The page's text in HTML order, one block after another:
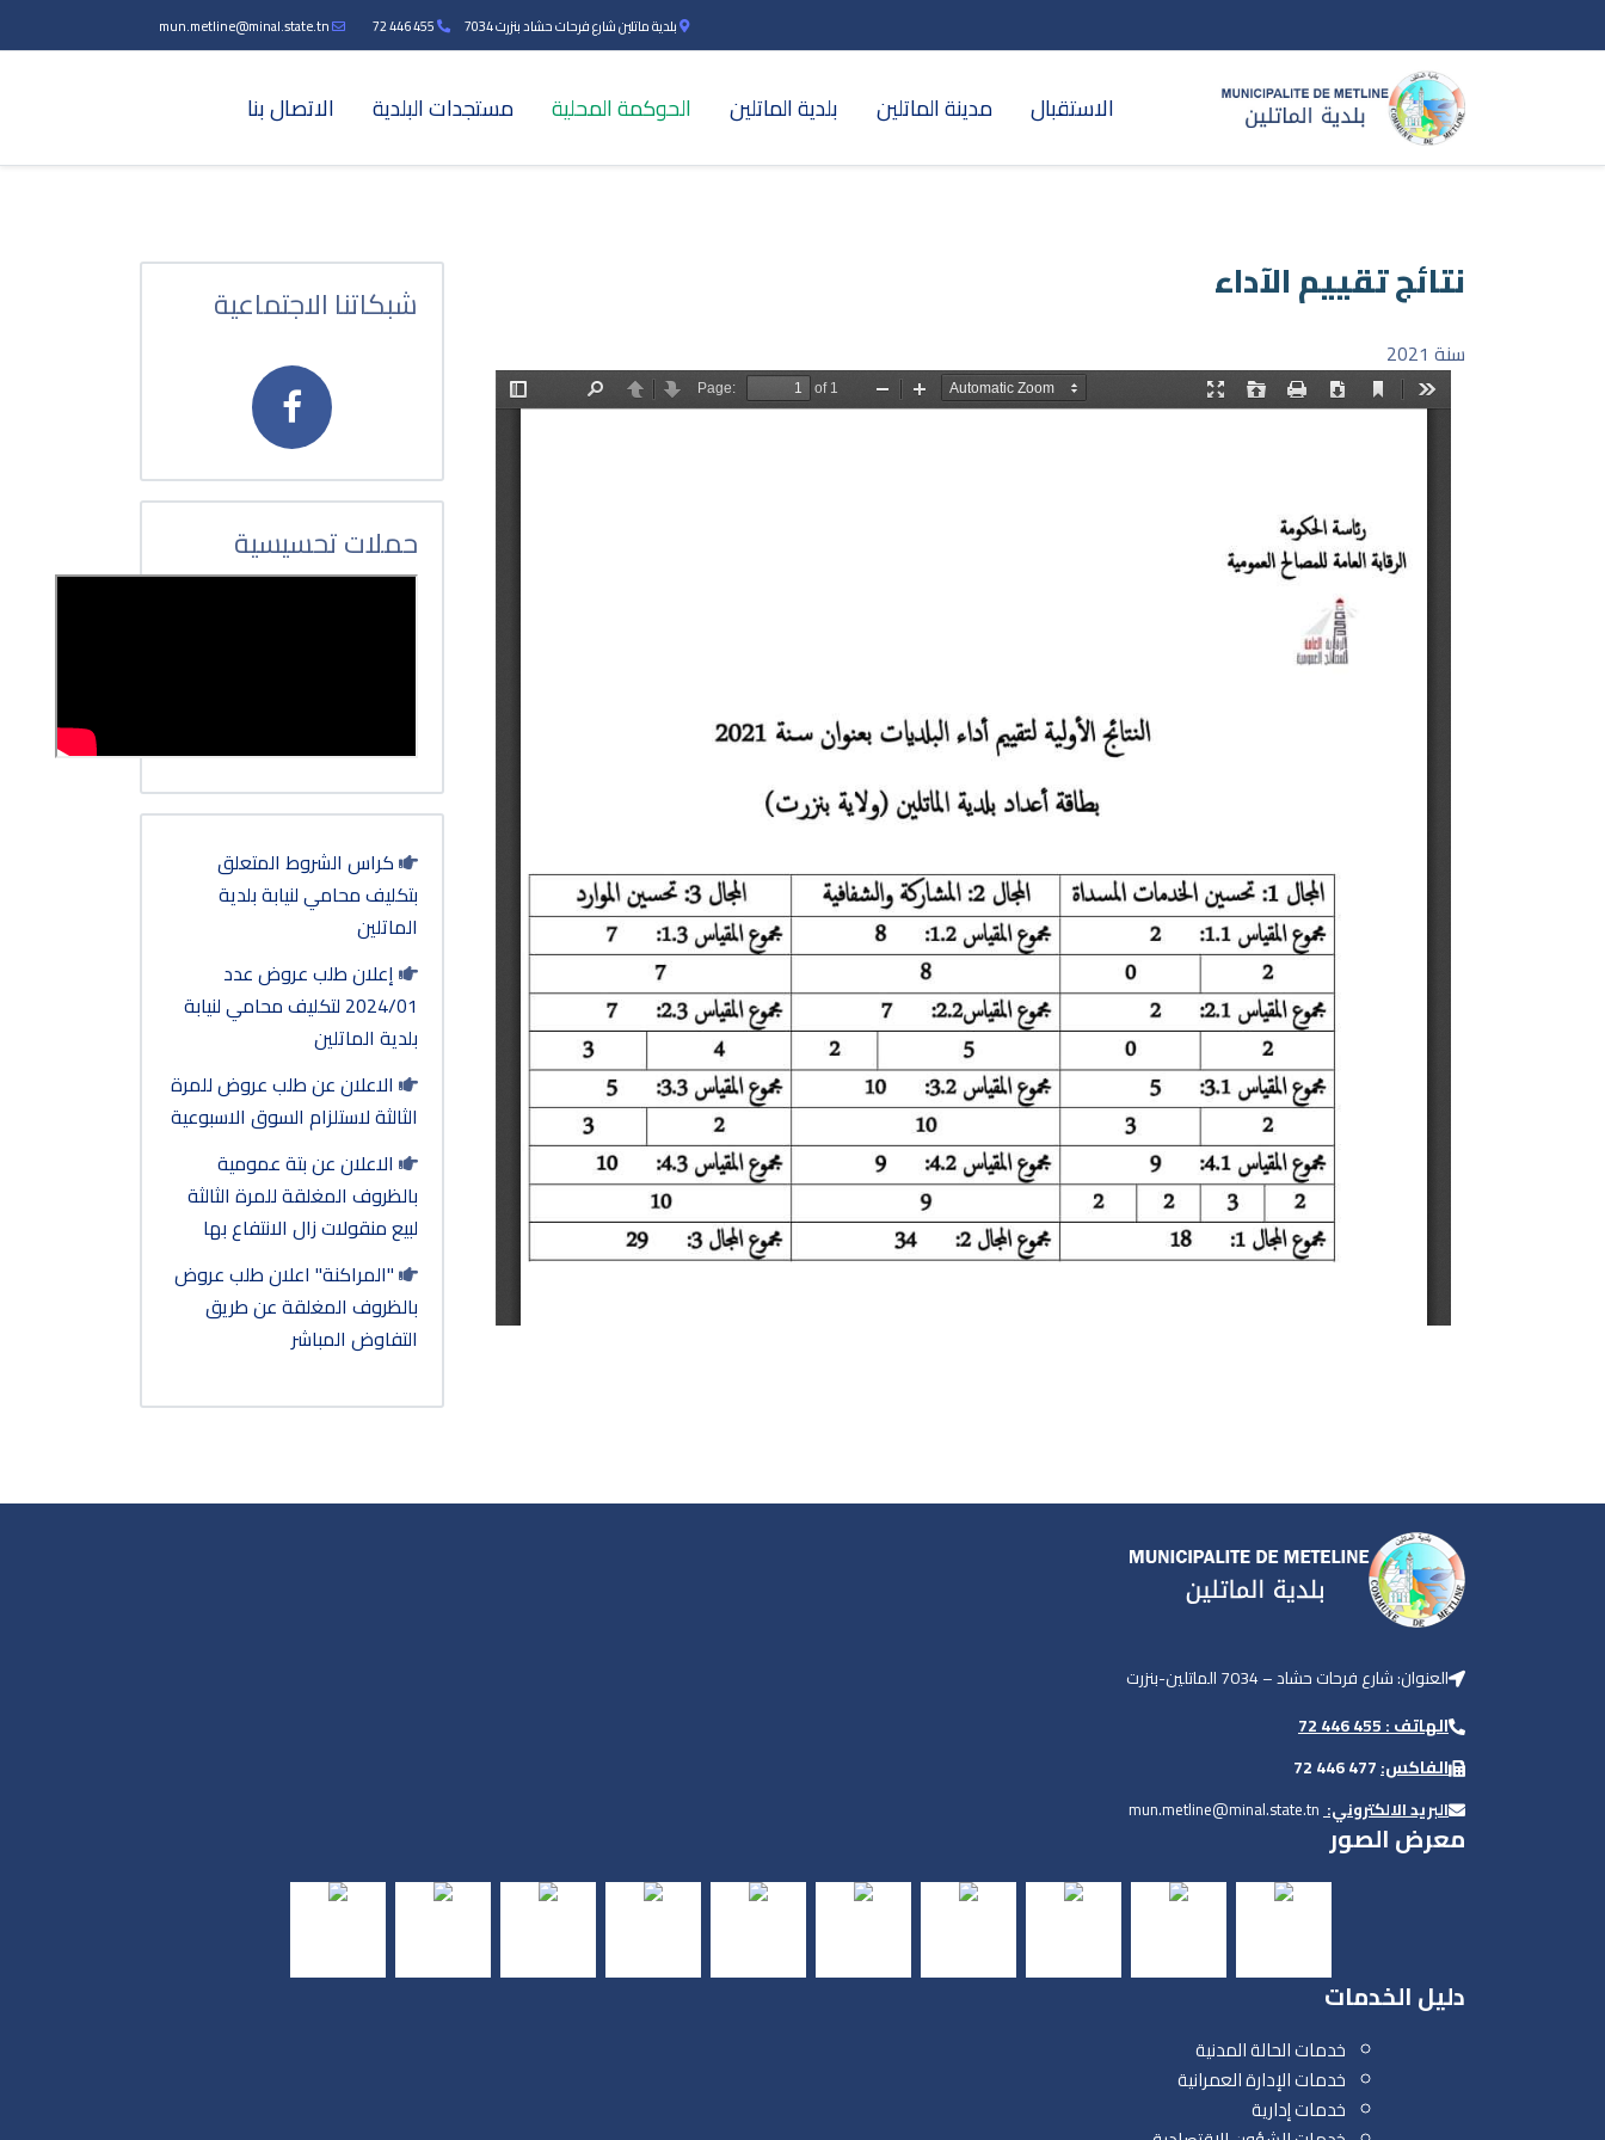
بلدية ماتلين شارع فرحات حشاد بنزرت 7034 455 446 72
mun.metline@minal.state.tn
الاستقبال مدينة الماتلين بلدية الماتلين الحوكمة المحلية مستجدات البلدية الاتصال بنا
نتائج تقييم الآداء
سنة 2021
شبكاتنا الاجتماعية
حملات تحسيسية
كراس الشروط المتعلق
بتكليف محامي لنيابة بلدية
الماتلين
إعلان طلب عروض عدد
2024/01 لتكليف محامي لنيابة
بلدية الماتلين
الاعلان عن طلب عروض للمرة
الثالثة لاستلزام السوق الاسبوعية
الاعلان عن بتة عمومية
بالظروف المغلقة للمرة الثالثة
لبيع منقولات زال الانتفاع بها
"المراكنة" اعلان طلب عروض
بالظروف المغلقة عن طريق
التفاوض المباشر
العنوان: شارع فرحات حشاد – 7034 الماتلين-بنزرت
الهاتف : 455 446 72
الفاكس:
البريد الالكتروني:mun.metline@minal.state.tn
معرض الصور
دليل الخدمات
خدمات الحالة المدنية
خدمات الإدارة العمرانية
خدمات إدارية